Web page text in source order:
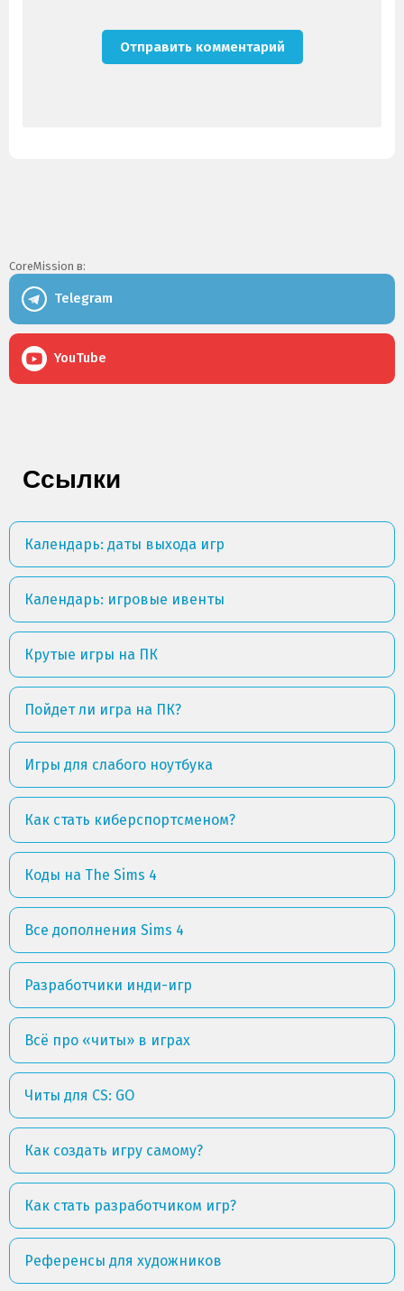
CoreMission в:
Telegram
YouTube
Ссылки
Календарь: даты выхода игр
Календарь: игровые ивенты
Крутые игры на ПК
Пойдет ли игра на ПК?
Игры для слабого ноутбука
Как стать киберспортсменом?
Коды на The Sims 4
Все дополнения Sims 4
Разработчики инди-игр
Всё про «читы» в играх
Читы для CS: GO
Как создать игру самому?
Как стать разработчиком игр?
Референсы для художников